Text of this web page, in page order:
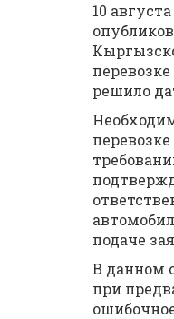
10
решило
подаче
В данном
при